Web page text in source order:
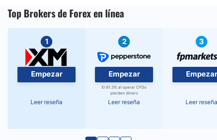
Top Brokers de Forex en línea
1
Empezar
Leer reseña
2
Empezar
El 81.3% al operar CFDs
pierden dinero
Leer reseña
3
Empezar
Leer reseña